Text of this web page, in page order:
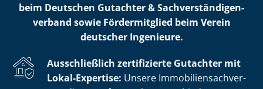
beim Deutschen Gutachter & Sach­ver­stän­di­gen­
ver­band sowie Fördermitglied beim Verein
deutscher Ingenieure.
Ausschließlich zertifizierte Gutachter mit
Lokal-Expertise: Unsere Im­mo­bi­li­en­sach­ver­